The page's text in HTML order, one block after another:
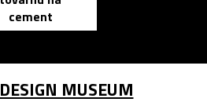
cement
DESIGN MUSEUM